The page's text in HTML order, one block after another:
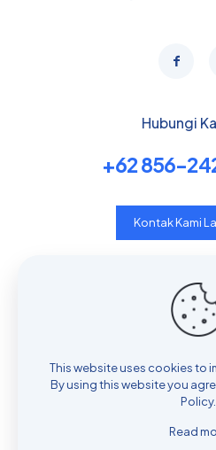
Hubungi
+62 856-
Kontak Kami
Useful
Contact
Safety data
Job
Privacy
This website uses cookies to
By using this website you
Policy.
Read